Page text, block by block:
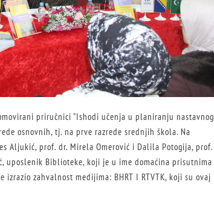
priručnici ”Ishodi učenja u planiranju nastavnog
osnovnih, tj. na prve razrede srednjih škola. Na
Aljukić, prof. dr. Mirela Omerović i Dalila Potogija, prof.
uposlenik Biblioteke, koji je u ime domaćina prisutnima
zahvalnost medijima: BHRT I RTVTK, koji su ovaj